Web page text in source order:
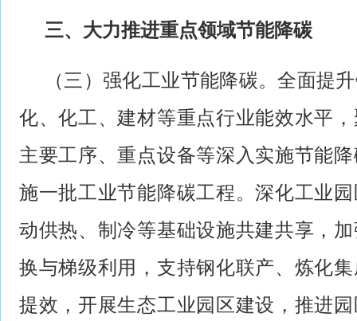
三、大力推进重点领域节能降碳
（三）强化工业节能降碳。全面提
化、化工、建材等重点行业能效水平
主要工序、重点设备等深入实施节能
施一批工业节能降碳工程。深化工业
动供热、制冷等基础设施共建共享，
换与梯级利用，支持钢化联产、炼化
提效，开展生态工业园区建设，推进